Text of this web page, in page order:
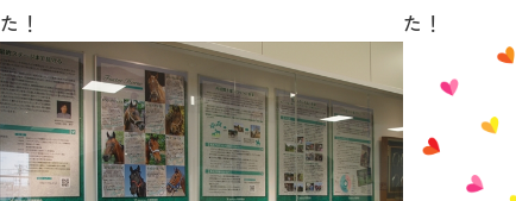
た！
た！